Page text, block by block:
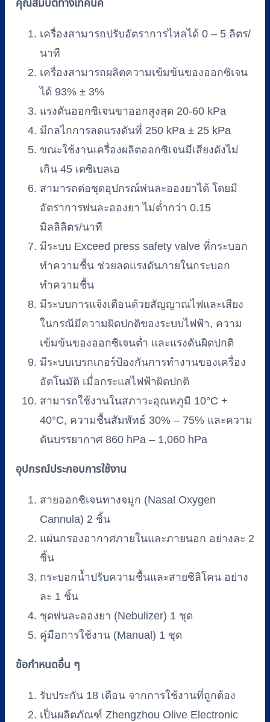
คุณสมบัติทางเทคนิค
เครื่องสามารถปรับอัตราการไหลได้ 0 – 5 ลิตร/
นาที
เครื่องสามารถผลิตความเข้มข้นของออกซิเจน
ได้ 93% ± 3%
แรงดันออกซิเจนขาออกสูงสุด 20-60 kPa
มีกลไกการลดแรงดันที่ 250 kPa ± 25 kPa
ขณะใช้งานเครื่องผลิตออกซิเจนมีเสียงดังไม่
เกิน 45 เดซิเบลเอ
สามารถต่อชุดอุปกรณ์พ่นละอองยาได้ โดยมี
อัตราการพ่นละอองยา ไม่ต่ำกว่า 0.15
มิลลิลิตร/นาที
มีระบบ Exceed press safety valve ที่กระบอก
ทำความชื้น ช่วยลดแรงดันภายในกระบอก
ทำความชื้น
มีระบบการแจ้งเตือนด้วยสัญญาณไฟและเสียง
ในกรณีมีความผิดปกติของระบบไฟฟ้า, ความ
เข้มข้นของออกซิเจนต่ำ และแรงดันผิดปกติ
มีระบบเบรกเกอร์ป้องกันการทำงานของเครื่อง
อัตโนมัติ เมื่อกระแสไฟฟ้าผิดปกติ
สามารถใช้งานในสภาวะอุณหภูมิ 10°C +
40°C, ความชื้นสัมพัทธ์ 30% – 75% และความ
ดันบรรยากาศ 860 hPa – 1,060 hPa
อุปกรณ์ประกอบการใช้งาน
สายออกซิเจนทางจมูก (Nasal Oxygen
Cannula) 2 ชิ้น
แผ่นกรองอากาศภายในและภายนอก อย่างละ 2
ชิ้น
กระบอกน้ำปรับความชื้นและสายซิลิโคน อย่าง
ละ 1 ชิ้น
ชุดพ่นละอองยา (Nebulizer) 1 ชุด
คู่มือการใช้งาน (Manual) 1 ชุด
ข้อกำหนดอื่น ๆ
รับประกัน 18 เดือน จากการใช้งานที่ถูกต้อง
เป็นผลิตภัณฑ์ Zhengzhou Olive Electronic